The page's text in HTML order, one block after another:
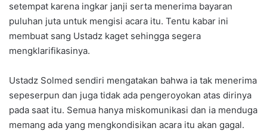
setempat karena ingkar janji serta menerima bayaran
puluhan juta untuk mengisi acara itu. Tentu kabar ini
membuat sang Ustadz kaget sehingga segera
mengklarifikasinya.
Ustadz Solmed sendiri mengatakan bahwa ia tak menerima
sepeserpun dan juga tidak ada pengeroyokan atas dirinya
pada saat itu. Semua hanya miskomunikasi dan ia menduga
memang ada yang mengkondisikan acara itu akan gagal.